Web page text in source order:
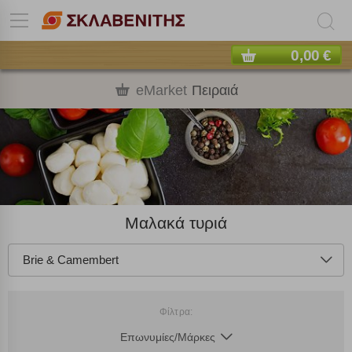
0,00 €
eMarket Πειραιά
Μαλακά τυριά
Brie & Camembert
Φίλτρα:
Επωνυμίες/Μάρκες